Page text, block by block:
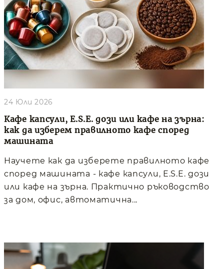
Кафе капсули, E.S.E. дози или кафе на зърна:
как да изберем правилното кафе според
машината
24 Юли 2026
Научете как да изберете правилното кафе
според машината - кафе капсули, E.S.E. дози
или кафе на зърна. Практично ръководство
за дом, офис, автоматична...